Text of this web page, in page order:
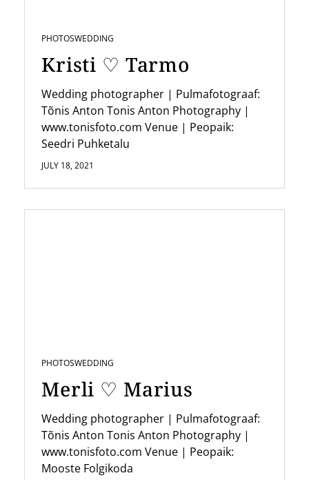
PHOTOSWEDDING
Kristi ♡ Tarmo
Wedding photographer | Pulmafotograaf:
Tõnis Anton Tonis Anton Photography |
www.tonisfoto.com Venue | Peopaik:
Seedri Puhketalu
JULY 18, 2021
PHOTOSWEDDING
Merli ♡ Marius
Wedding photographer | Pulmafotograaf:
Tõnis Anton Tonis Anton Photography |
www.tonisfoto.com Venue | Peopaik:
Mooste Folgikoda